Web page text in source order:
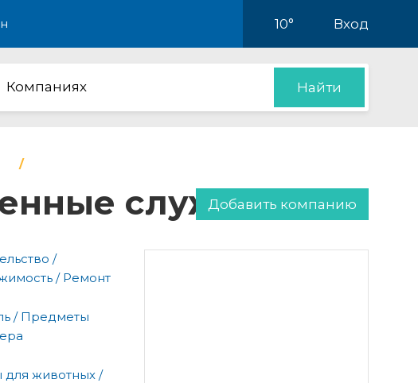
10° Вход
Компаниях Найти
службыДобавить компанию
/
/ Ремонт
/ Предметы
для животных /